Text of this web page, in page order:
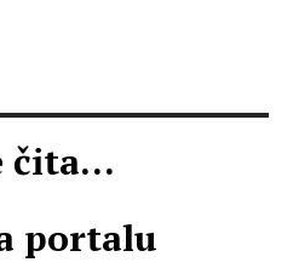
čita...
portalu